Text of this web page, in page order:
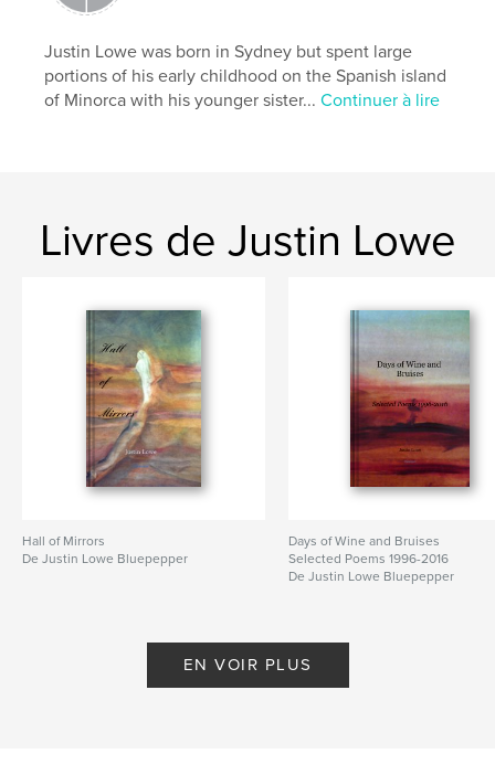
Justin Lowe was born in Sydney but spent large
portions of his early childhood on the Spanish island
of Minorca with his younger sister...Continuer à lire
Livres de Justin Lowe
Hall of Mirrors
De Justin Lowe Bluepepper
Days of Wine and Bruises
Selected Poems 1996-2016
De Justin Lowe Bluepepper
EN VOIR PLUS